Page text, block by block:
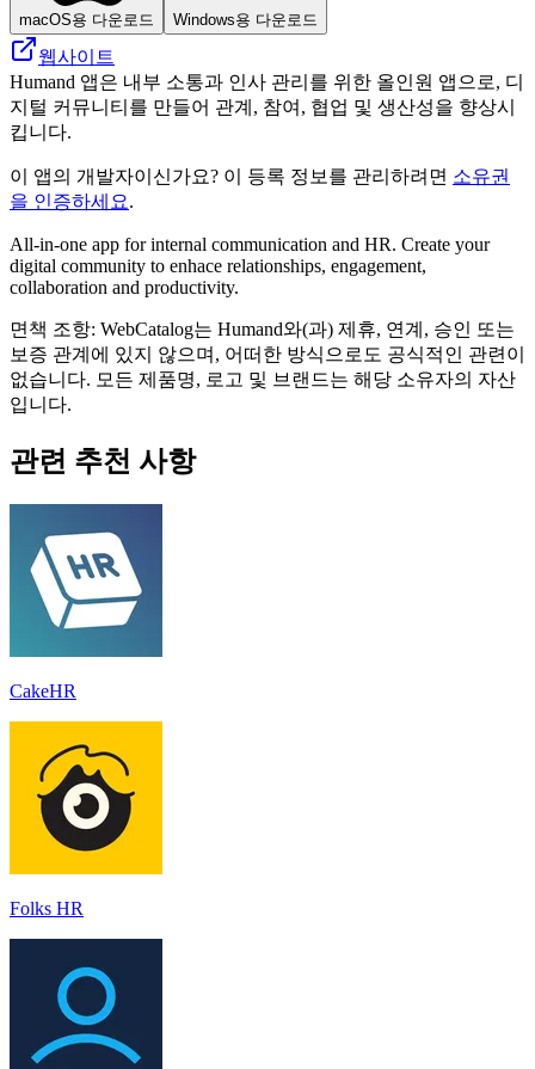
macOS용 다운로드 Windows용 다운로드
웹사이트
Humand 앱은 내부 소통과 인사 관리를 위한 올인원 앱으로, 디
지털 커뮤니티를 만들어 관계, 참여, 협업 및 생산성을 향상시
킵니다.
이 앱의 개발자이신가요? 이 등록 정보를 관리하려면 소유권
을 인증하세요.
All-in-one app for internal communication and HR. Create your
digital community to enhace relationships, engagement,
collaboration and productivity.
면책 조항: WebCatalog는 Humand와(과) 제휴, 연계, 승인 또는
보증 관계에 있지 않으며, 어떠한 방식으로도 공식적인 관련이
없습니다. 모든 제품명, 로고 및 브랜드는 해당 소유자의 자산
입니다.
관련 추천 사항
CakeHR
Folks HR